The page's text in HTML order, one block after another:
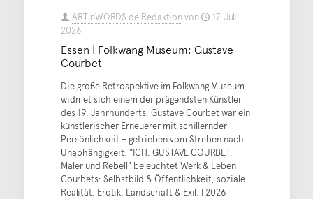
ARTinWORDS.de Redaktionvon
17. Juli
2026
Essen | Folkwang Museum: Gustave
Courbet
Die große Retrospektive im Folkwang Museum
widmet sich einem der prägendsten Künstler
des 19. Jahrhunderts: Gustave Courbet war ein
künstlerischer Erneuerer mit schillernder
Persönlichkeit – getrieben vom Streben nach
Unabhängigkeit. "ICH, GUSTAVE COURBET.
Maler und Rebell" beleuchtet Werk & Leben
Courbets: Selbstbild & Öffentlichkeit, soziale
Realität, Erotik, Landschaft & Exil. | 2026